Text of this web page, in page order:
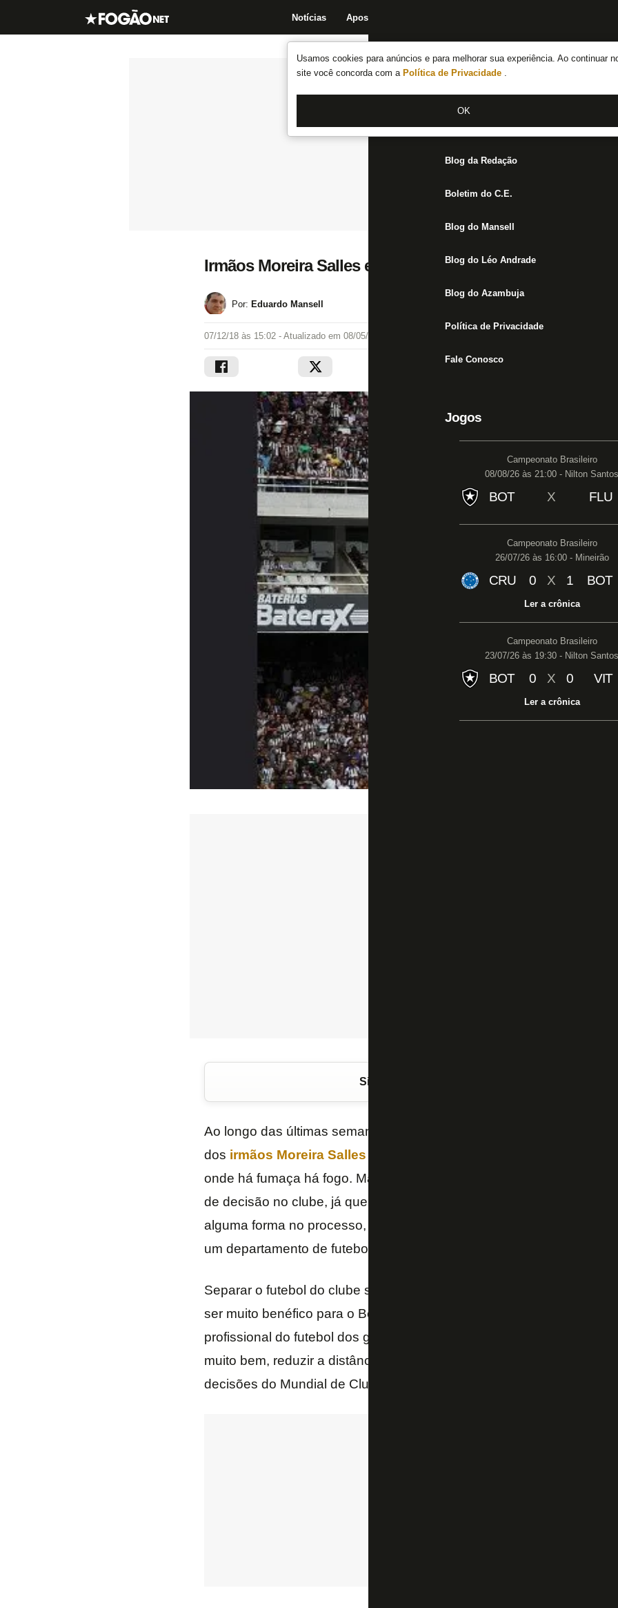
Usamos cookies para anúncios e para melhorar sua experiência. Ao continuar
site você concorda com a Política de Privacidade .
OK
Notícias Apostas
Notícias do Botafogo
Fórum
Jogos
Blog da Redação
Boletim do C.E.
Blog do Mansell
Blog do Léo Andrade
Blog do Azambuja
Política de Privacidade
Fale Conosco
Jogos
Campeonato Brasileiro
08/08/26 às 21:00 - Nilton Santos
BOT X FLU
Campeonato Brasileiro
26/07/26 às 16:00 - Mineirão
CRU 0 X 1 BOT
Ler a crônica
Campeonato Brasileiro
23/07/26 às 19:30 - Nilton Santos
BOT 0 X 0 VIT
Ler a crônica
Irmãos Moreira Salles em General: Este é o Botafogo
Por: Eduardo Mansell
07/12/18 às 15:02 - Atualizado em 08/05/24 às 10:46
Siga o FogãoNET
Ao longo das últimas semanas estão pipocando notícias em relação
dos irmãos Moreira Salles do Botafogo
onde há fumaça há fogo. Mais empolgante do que ter pessoas de
de decisão no clube, já que quem coloca grana logicamente precisa
alguma forma no processo, a entrada deles no clube daria um ar de
um departamento de futebol que nos últimos anos lutou sempre com
Separar o futebol do clube social, por mais que desagrade a alguns,
ser muito benéfico para o Botafogo. Principalmente no aspecto
profissional do futebol dos grandes clubes brasileiros é importante. É
muito bem, reduzir a distância que hoje vemos entre europeus e
decisões do Mundial de Clubes da Fifa.